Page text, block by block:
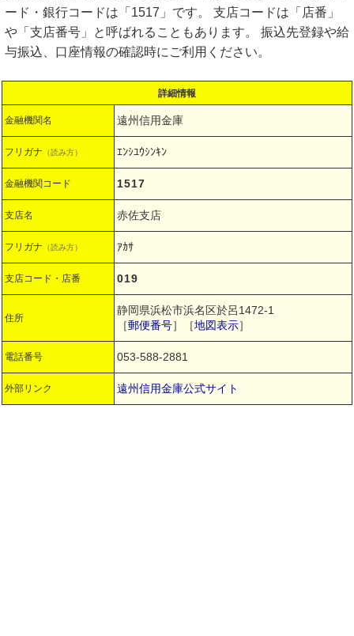
ード・銀行コードは「1517」です。 支店コードは「店番」
や「支店番号」と呼ばれることもあります。 振込先登録や給
与振込、口座情報の確認時にご利用ください。
詳細情報
金融機関名 遠州信用金庫
フリガナ （読み方） ｴﾝｼﾕｳｼﾝｷﾝ
金融機関コード 1517
支店名 赤佐支店
フリガナ （読み方） ｱｶｻ
支店コード・店番 019
住所
静岡県浜松市浜名区於呂1472-1
［郵便番号］［地図表示］
電話番号 053-588-2881
外部リンク 遠州信用金庫公式サイト